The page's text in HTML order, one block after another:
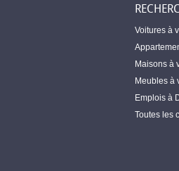
Voitures à
Maisons à
Meubles à
Emplois à
Toutes les